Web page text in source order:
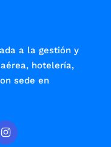
a la gestión y
hotelería,
sede en